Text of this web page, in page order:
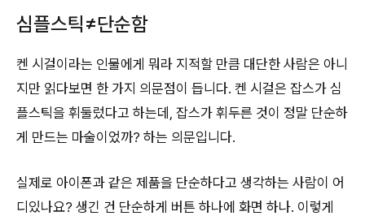
심플스틱≠단순함
켄 시걸이라는 인물에게 뭐라 지적할 만큼 대단한 사람은 아니
지만 읽다보면 한 가지 의문점이 듭니다. 켄 시걸은 잡스가 심
플스틱을 휘둘렀다고 하는데, 잡스가 휘두른 것이 정말 단순하
게 만드는 마술이었까? 하는 의문입니다.
실제로 아이폰과 같은 제품을 단순하다고 생각하는 사람이 어
디있나요? 생긴 건 단순하게 버튼 하나에 화면 하나. 이렇게